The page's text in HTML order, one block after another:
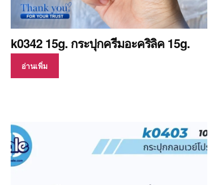
k0342 15g. กระปุกครีมอะคริลิค 15g.
อ่านเพิ่ม